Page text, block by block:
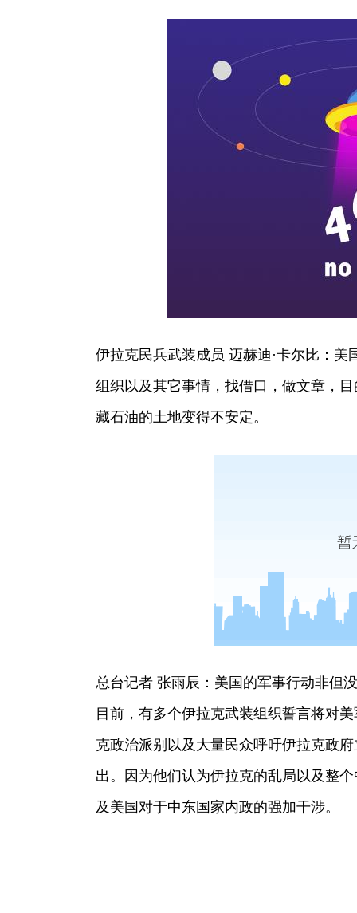
伊拉克民兵武装成员 迈赫迪·卡尔比：
组织以及其它事情，找借口，做文章，
藏石油的土地变得不安定。
总台记者 张雨辰：美国的军事行动非但
目前，有多个伊拉克武装组织誓言将对
克政治派别以及大量民众呼吁伊拉克政
出。因为他们认为伊拉克的乱局以及整
及美国对于中东国家内政的强加干涉。